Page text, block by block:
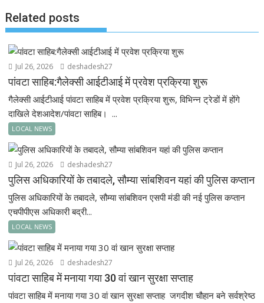
Related posts
Jul 26, 2026 deshadesh27
पांवटा साहिब:गैलेक्सी आईटीआई में प्रवेश प्रक्रिया शुरू
गैलेक्सी आईटीआई पांवटा साहिब में प्रवेश प्रक्रिया शुरू, विभिन्न ट्रेडों में होंगे
दाखिले देशआदेश/पांवटा साहिब। ...
LOCAL NEWS
Jul 26, 2026 deshadesh27
पुलिस अधिकारियों के तबादले, सौम्या सांबशिवन यहां की पुलिस कप्तान
पुलिस अधिकारियों के तबादले, सौम्या सांबशिवन एसपी मंडी की नई पुलिस कप्तान
एचपीपीएस अधिकारी बद्री...
LOCAL NEWS
Jul 26, 2026 deshadesh27
पांवटा साहिब में मनाया गया 30 वां खान सुरक्षा सप्ताह
पांवटा साहिब में मनाया गया 30 वां खान सुरक्षा सप्ताह जगदीश चौहान बने सर्वश्रेष्ठ